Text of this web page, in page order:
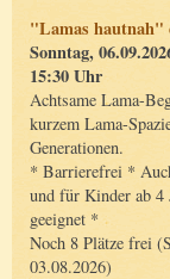
"Lamas hautnah"
Sonntag,
15:30 Uhr
Achtsame Lama-
kurzem Lama-
Generationen.
* Barrierefrei *
und für Kinder ab 4
geeignet *
Noch 8 Plätze frei
03.08.2026)